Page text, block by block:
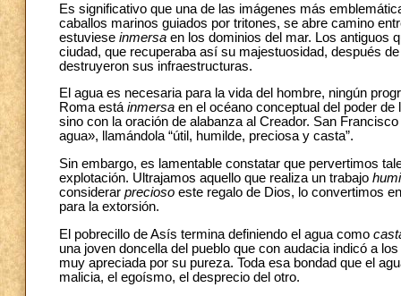
Es significativo que una de las imágenes más
caballos marinos guiados por tritones, se abre camino
estuviese inmersa en los dominios del mar. Los antiguos
ciudad, que recuperaba así su majestuosidad, después
destruyeron sus infraestructuras.
El agua es necesaria para la vida del hombre, ningún
Roma estáinmersa en el océano conceptual del poder
sino con la oración de alabanza al Creador. San
agua», llamándola “útil, humilde, preciosa y casta”.
Sin embargo, es lamentable constatar que pervertimos
explotación. Ultrajamos aquello que realiza un trabajo
considerar precioso este regalo de Dios, lo convertimos
para la extorsión.
El pobrecillo de Asís termina definiendo el agua como
una joven doncella del pueblo que con audacia indicó a
muy apreciada por su pureza. Toda esa bondad que el
malicia, el egoísmo, el desprecio del otro.